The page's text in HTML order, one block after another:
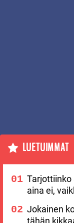
LUETUIMMAT
Tarjottiinko
aina ei,
Jokainen
tähän